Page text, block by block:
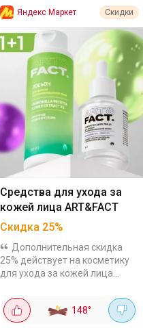
Яндекс Маркет Скидки
Средства для ухода за
кожей лица ART&FACT
Скидка 25%
Дополнительная скидка
25% действует на косметику
для ухода за кожей лица
ухода за всеми типами кожи.
Так очищающий набор от акне
c кислотами,...
148°